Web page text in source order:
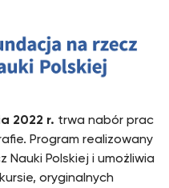
2022 r. trwa nabór prac
Program realizowany
Polskiej i umożliwia
oryginalnych